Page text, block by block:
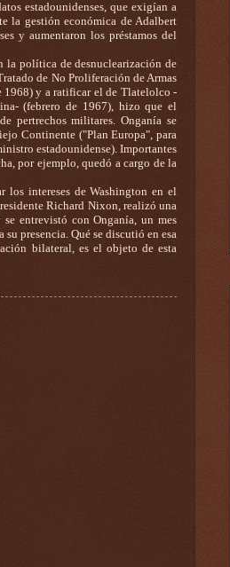
estadounidenses, que exigían a
la gestión económica de Adalbert
y aumentaron los préstamos del
la política de desnuclearización de
de No Proliferación de Armas
1968) y a ratificar el de Tlatelolco -
(febrero de 1967), hizo que el
pertrechos militares. Onganía se
Continente ("Plan Europa", para
estadounidense). Importantes
por ejemplo, quedó a cargo de la
los intereses de Washington en el
Richard Nixon, realizó una
entrevistó con Onganía, un mes
presencia. Qué se discutió en esa
bilateral, es el objeto de esta